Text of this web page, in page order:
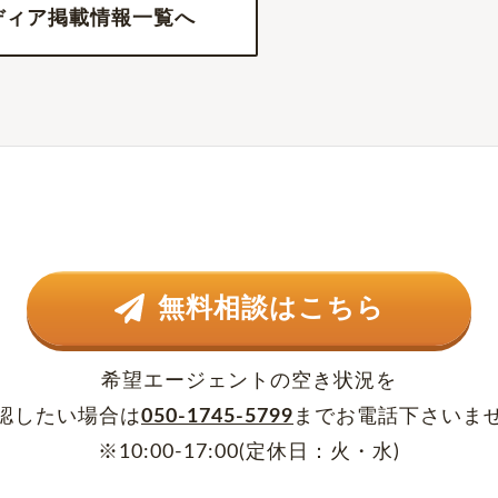
ィア掲載情報一覧へ
無料相談はこちら
希望エージェントの空き状況を
したい場合は050-1745-5799 までお電話下さいま
※10:00-17:00(定休日：火・水)